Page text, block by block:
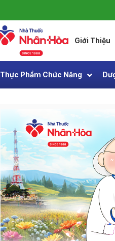
Giới Thiệu
Thực Phẩm Chức Năng